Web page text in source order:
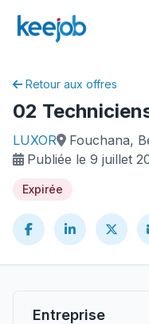
Retour aux offres
02
LUXOR
Fouchana,
Publiée le 9 juillet
Expirée
Entreprise